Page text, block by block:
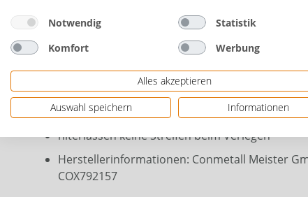
Der Knieschützer Ergo-Fix verfügen über extra
Norm: nach EN 14404
Durchstichfest bis 250 N = 25 kg
hiterlassen keine Streifen beim Verlegen
Herstellerinformationen: Conmetall Meister
COX792157
Notwendig
Statistik
Komfort
Werbung
Alles akzeptieren
Auswahl speichern
Informationen